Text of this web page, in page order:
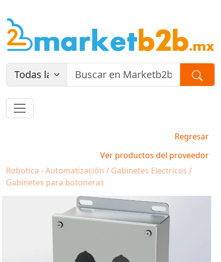
Regresar
Ver productos del proveedor
Robotica - Automatización / Gabinetes Electricos /
Gabinetes para botoneras